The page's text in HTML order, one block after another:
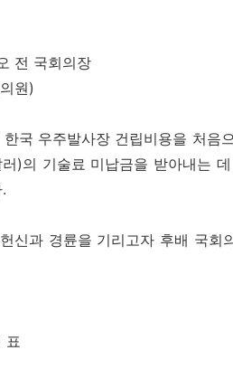
장
원)
국 우주발사장 건립비용을 처음
)의 기술료 미납금을 받아내는
신과 경륜을 기리고자 후배 국회